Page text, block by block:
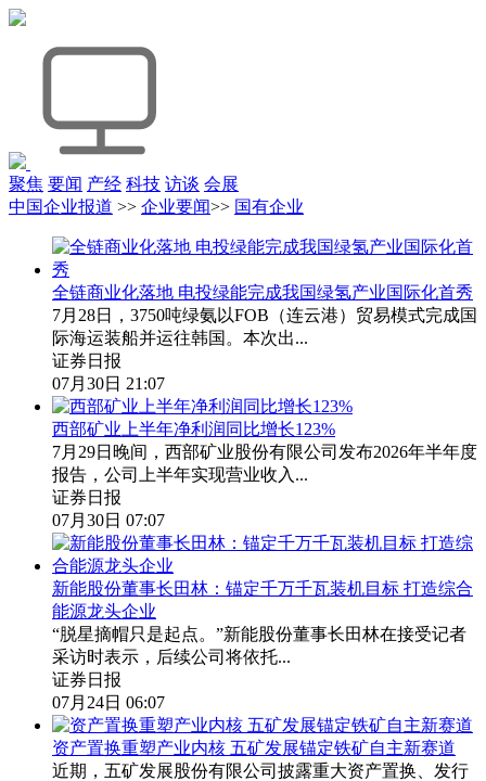
聚焦 要闻 产经 科技 访谈 会展
中国企业报道 >> 企业要闻>> 国有企业
全链商业化落地 电投绿能完成我国绿氢产业国际化首秀
7月28日，3750吨绿氨以FOB（连云港）贸易模式完成国
际海运装船并运往韩国。本次出...
证券日报
07月30日 21:07
西部矿业上半年净利润同比增长123%
7月29日晚间，西部矿业股份有限公司发布2026年半年度
报告，公司上半年实现营业收入...
证券日报
07月30日 07:07
新能股份董事长田林：锚定千万千瓦装机目标 打造综合
能源龙头企业
“脱星摘帽只是起点。”新能股份董事长田林在接受记者
采访时表示，后续公司将依托...
证券日报
07月24日 06:07
资产置换重塑产业内核 五矿发展锚定铁矿自主新赛道
近期，五矿发展股份有限公司披露重大资产置换、发行